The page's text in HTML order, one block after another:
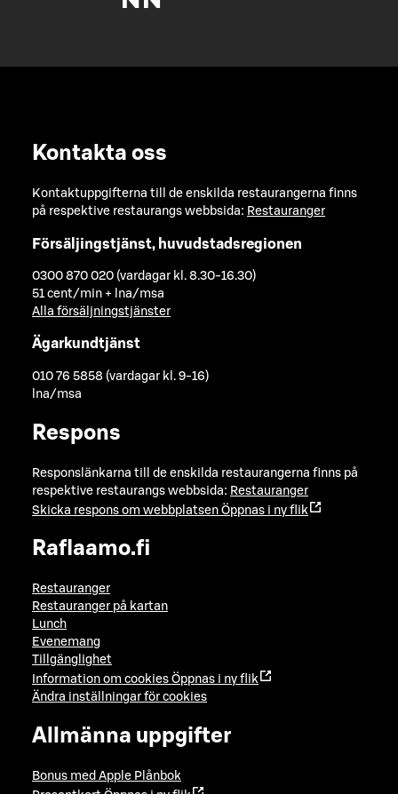
Kontakta oss
Kontaktuppgifterna till de enskilda restaurangerna finns
på respektive restaurangs webbsida: Restauranger
Försäljingstjänst, huvudstadsregionen
0300 870 020 (vardagar kl. 8.30-16.30)
51 cent/min + lna/msa
Alla försäljningstjänster
Ägarkundtjänst
010 76 5858 (vardagar kl. 9-16)
lna/msa
Respons
Responslänkarna till de enskilda restaurangerna finns på
respektive restaurangs webbsida: Restauranger
Skicka respons om webbplatsen Öppnas i ny flik
Raflaamo.fi
Restauranger
Restauranger på kartan
Lunch
Evenemang
Tillgänglighet
Information om cookies Öppnas i ny flik
Ändra inställningar för cookies
Allmänna uppgifter
Bonus med Apple Plånbok